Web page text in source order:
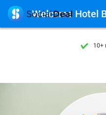
7 dagen
10+
7 dagen
 Welcome Hotel